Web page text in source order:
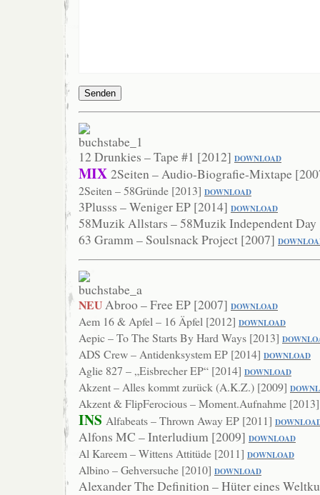
Senden
12 Drunkies – Tape #1 [2012] DOWNLOAD
MIX 2Seiten – Audio-Biografie-Mixtape
2Seiten – 58Gründe [2013] DOWNLOAD
3Plusss – Weniger EP [2014] DOWNLOAD
58Muzik Allstars – 58Muzik Independent
63 Gramm – Soulsnack Project [2007]
NEUAbroo – Free EP [2007] DOWNLOAD
Aem 16 & Apfel – 16 Äpfel [2012] DOWNLOAD
Aepic – To The Starts By Hard Ways [2013] DOWN
ADS Crew – Antidenksystem EP [2014] DOWNLOAD
Aglie 827 – „Eisbrecher EP“ [2014] DOWNLOAD
Akzent – Alles kommt zurück (A.K.Z.) [2009]
Akzent & FlipFerocious – Moment.Aufnahme
INS Alfabeats – Thrown Away EP [2011]
Alfons MC – Interludium [2009] DOWNLOAD
Al Kareem – Wittens Attitüde [2011] DOWNLOAD
Albino – Gehversuche [2010] DOWNLOAD
Alexander The Definition – Hüter eines